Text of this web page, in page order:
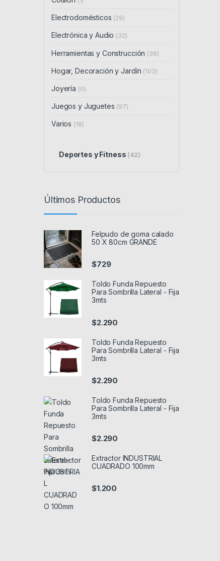
Electrodomésticos (29)
Electrónica y Audio (32)
Herramientas y Construcción (36)
Hogar, Decoración y Jardín (103)
Joyería (0)
Juegos y Juguetes (97)
Varios (18)
Deportes y Fitness (42)
Últimos Productos
Felpudo de goma calado
50 X 80cm GRANDE
$729
Toldo Funda Repuesto
Para Sombrilla Lateral - Fija
3mts
$2.290
Toldo Funda Repuesto
Para Sombrilla Lateral - Fija
3mts
$2.290
Toldo Funda Repuesto
Para Sombrilla Lateral - Fija
3mts
$2.290
Extractor INDUSTRIAL
CUADRADO 100mm
$1.200